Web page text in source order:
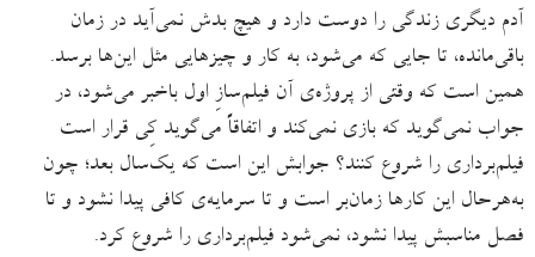
آدم دیگری زندگی را دوست دارد و هیچ بدش نمی‌آید در زمان
باقی‌مانده، تا جایی که می‌شود، به کار و چیزهایی مثل این‌ها برسد.
همین است که وقتی از پروژه‌ی آن فیلم‌سازِ اول باخبر می‌شود، در
جواب نمی‌گوید که بازی نمی‌کند و اتفاقاً می‌گوید کِی قرار است
فیلم‌برداری را شروع کنند؟ جوابش این است که یک‌سال بعد؛ چون
به‌هرحال این کارها زمان‌بر است و تا سرمایه‌ی کافی پیدا نشود و تا
فصل مناسبش پیدا نشود، نمی‌شود فیلم‌برداری را شروع کرد.